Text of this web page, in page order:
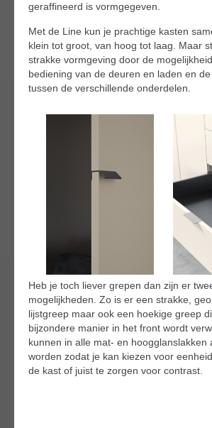
geraffineerd is vormgegeven.
Met de Line kun je prachtige kasten
klein tot groot, van hoog tot laag. Maar
strakke vormgeving door de
bediening van de deuren en laden en
tussen de verschillende onderdelen.
Heb je toch liever grepen dan zijn er
mogelijkheden. Zo is er een strakke,
lijstgreep maar ook een hoekige greep
bijzondere manier in het front wordt
kunnen in alle mat- en hoogglanslakken
worden zodat je kan kiezen voor
de kast of juist te zorgen voor contrast.